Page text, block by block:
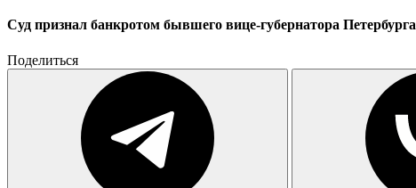
Суд признал банкротом бывшего вице-губернатора Петербурга
Поделиться